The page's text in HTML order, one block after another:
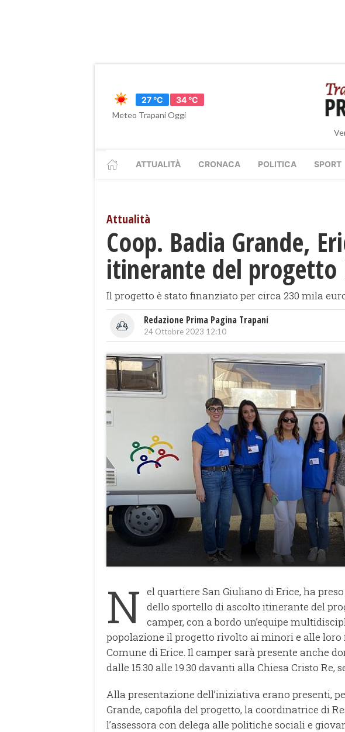
27 °C
34 °C
Meteo Trapani Oggi
ATTUALITÀ CRONACA POLITICA SPORT
Attualità
Coop. Badia Grande,
itinerante del progetto
Il progetto è stato finanziato per circa 230 mila
Redazione Prima Pagina Trapani
24 Ottobre 2023 12:10
N el quartiere San Giuliano di Erice, ha
dello sportello di ascolto itinerante del
camper, con a bordo un’equipe
popolazione il progetto rivolto ai minori e alle
Comune di Erice. Il camper sarà presente anche
dalle 15.30 alle 19.30 davanti alla Chiesa Cristo Re,
Alla presentazione dell’iniziativa erano presenti,
Grande, capofila del progetto, la coordinatrice di
l’assessora con delega alle politiche sociali e